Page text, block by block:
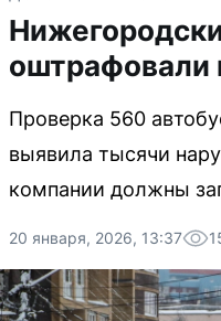
оштрафовали
Проверка 560
выявила тысячи
компании должны
20 января, 2026, 13:37